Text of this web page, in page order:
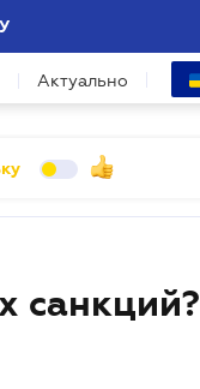
Актуально
санкций?